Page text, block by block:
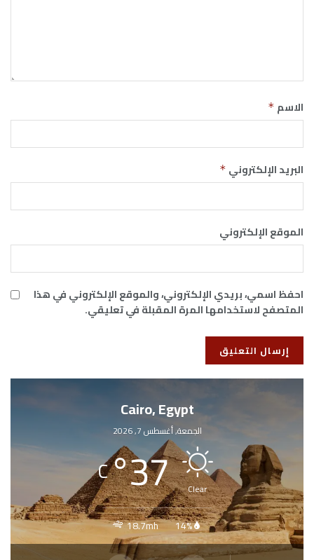
الاسم *
البريد الإلكتروني *
الموقع الإلكتروني
احفظ اسمي، بريدي الإلكتروني، والموقع الإلكتروني في هذا
المتصفح لاستخدامها المرة المقبلة في تعليقي.
Cairo, Egypt
الجمعة, أغسطس 7, 2026
Clear
37
°
C
14%
18.7mh